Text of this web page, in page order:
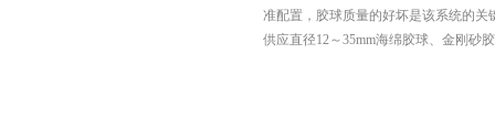
准配置，胶球质量的好坏是该系统的关
供应直径12～35mm海绵胶球、金刚砂